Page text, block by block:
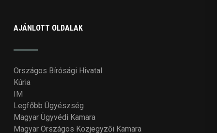
AJÁNLOTT OLDALAK
Országos Bírósági Hivatal
Kúria
IM
Legfőbb Ügyészség
Magyar Ügyvédi Kamara
Magyar Országos Közjegyzői Kamara